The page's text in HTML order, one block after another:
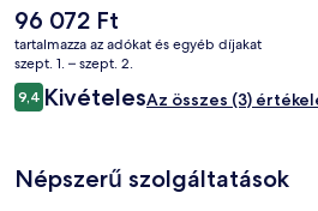
A
jelenlegi
ár
96 072 Ft
96 072 Ft
tartalmazza az adókat és egyéb díjakat
szept. 1. – szept. 2.
Értékelések
9,49,4 ennyiből: 10
KivételesAz összes (3)
Népszerű szolgáltatások